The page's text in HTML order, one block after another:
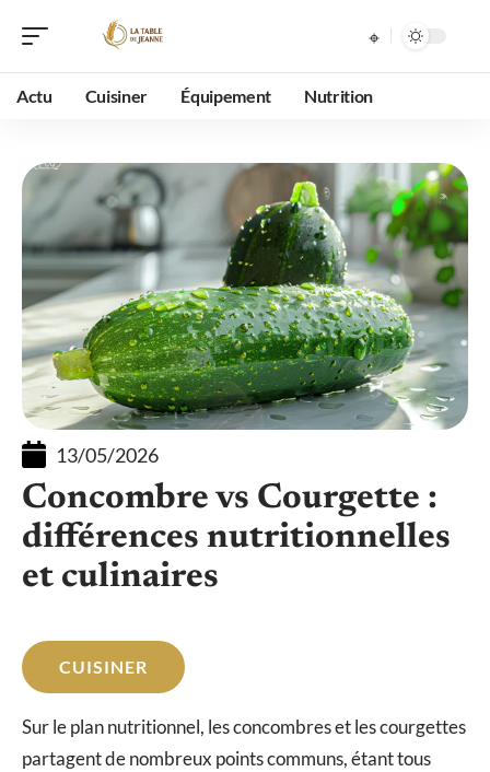
Actu Cuisiner Équipement Nutrition
13/05/2026
Concombre vs Courgette :
différences nutritionnelles
et culinaires
CUISINER
Sur le plan nutritionnel, les concombres et les courgettes
partagent de nombreux points communs, étant tous